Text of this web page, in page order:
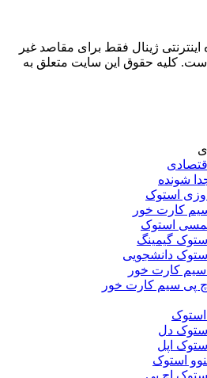
ژینال فقط برای مقاصد غیر
است. کلیه حقوق این سایت متعلق به
شونده
استوک
کارت خور
استوک
گیمینگ
دانشجویی
کارت خور
پی سیم کارت خور
دل
اپل
استوک
اچ پی